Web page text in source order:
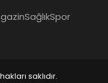
SağlıkSpor
saklıdır.